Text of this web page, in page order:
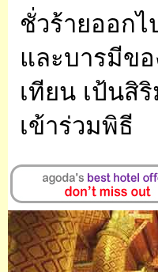
ชั่วร้ายออกไ
และบารมีขอ
เทียน เป้นสิ
เข้าร่วมพิธี